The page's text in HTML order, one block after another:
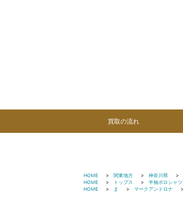
買取の流れ
HOME 関東地方 神奈川県
HOME
トップス 半袖ポロシャツ
HOME
ま マークアンドロナ